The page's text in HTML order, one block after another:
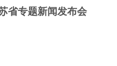
省专题新闻发布会